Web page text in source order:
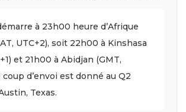
à 23h00 heure d’Afrique
UTC+2), soit 22h00 à Kinshasa
et 21h00 à Abidjan (GMT,
coup d’envoi est donné au Q2
Texas.